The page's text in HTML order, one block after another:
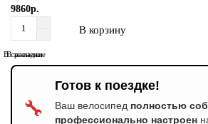
9860р.
В корзину
В закладки
В сравнение
🔧
Готов к поездке!
Ваш велосипед полностью
профессионально настроен